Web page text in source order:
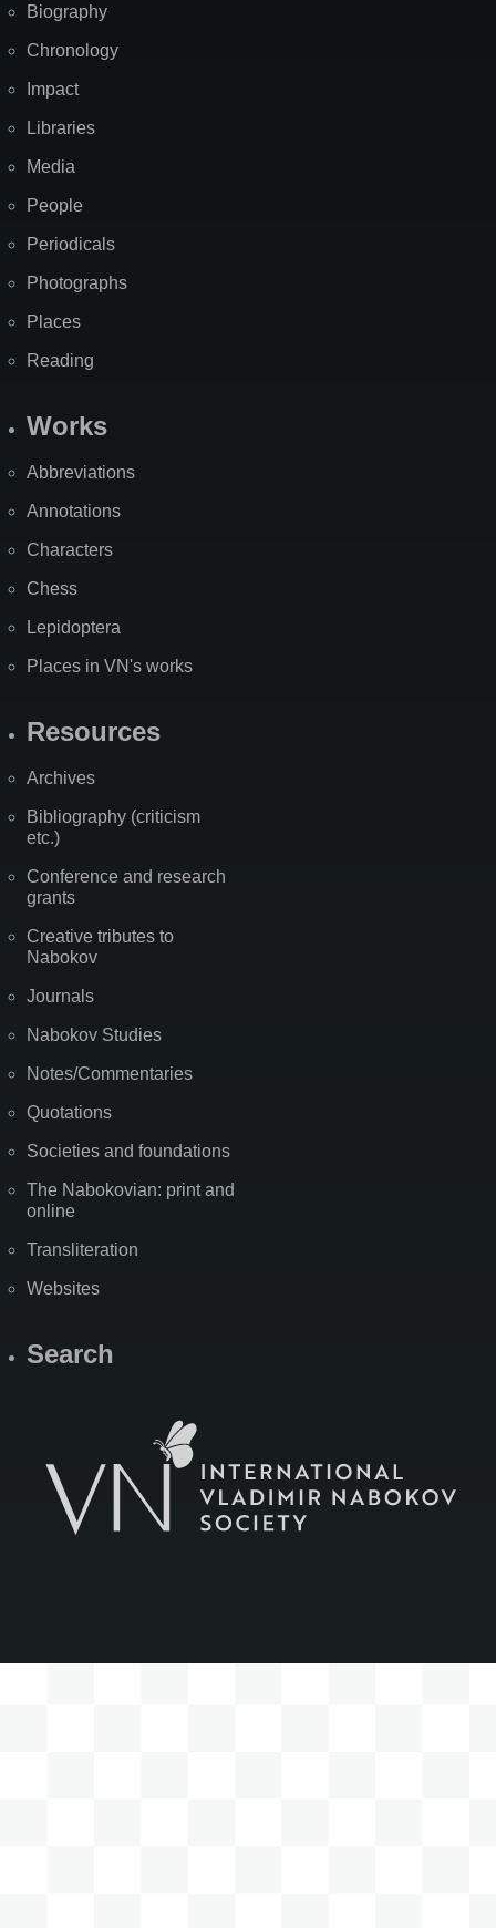
Biography
Chronology
Impact
Libraries
Media
People
Periodicals
Photographs
Places
Reading
Works
Abbreviations
Annotations
Characters
Chess
Lepidoptera
Places in VN's works
Resources
Archives
Bibliography (criticism
etc.)
Conference and research
grants
Creative tributes to
Nabokov
Journals
Nabokov Studies
Notes/Commentaries
Quotations
Societies and foundations
The Nabokovian: print and
online
Transliteration
Websites
Search